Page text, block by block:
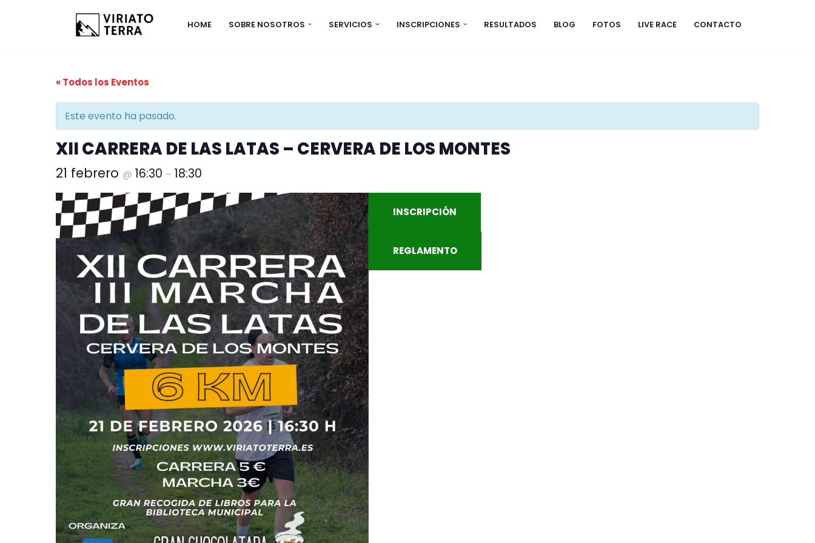
HOME SOBRE NOSOTROS SERVICIOS INSCRIPCIONES RESULTADOS BLOG FOTOS LIVE RACE CONTACTO
« Todos los Eventos
Este evento ha pasado.
XII CARRERA DE LAS LATAS – CERVERA DE LOS MONTES
21 febrero @ 16:30 – 18:30
INSCRIPCIÓN
REGLAMENTO